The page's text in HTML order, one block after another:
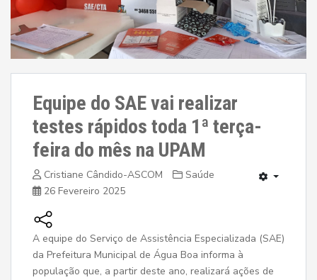
Equipe do SAE vai realizar
testes rápidos toda 1ª terça-
feira do mês na UPAM
Cristiane Cândido-ASCOM
Saúde
26 Fevereiro 2025
A equipe do Serviço de Assistência Especializada (SAE)
da Prefeitura Municipal de Água Boa informa à
população que, a partir deste ano, realizará ações de